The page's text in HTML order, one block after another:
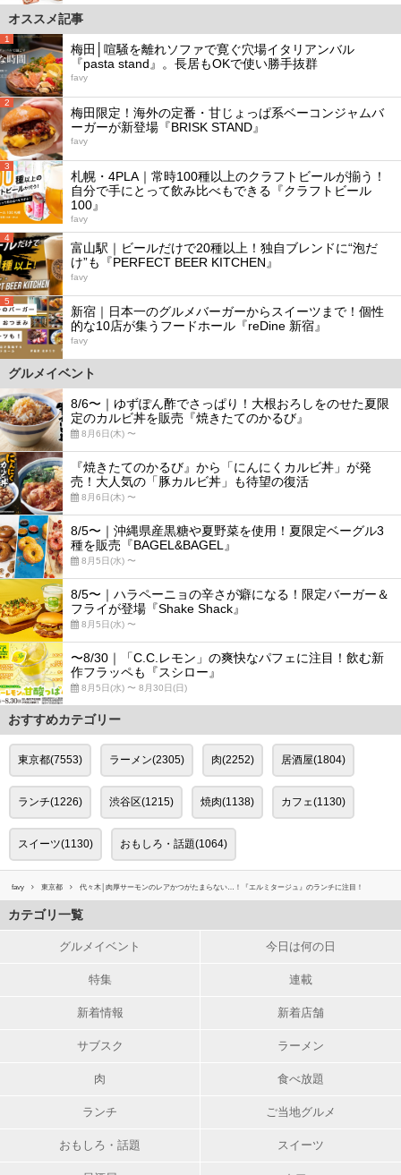
オススメ記事
1
梅田│喧騒を離れソファで寛ぐ穴場イタリアンバル
『pasta stand』。長居もOKで使い勝手抜群
favy
2
梅田限定！海外の定番・甘じょっぱ系ベーコンジャムバ
ーガーが新登場『BRISK STAND』
favy
3
札幌・4PLA｜常時100種以上のクラフトビールが揃う！
自分で手にとって飲み比べもできる『クラフトビール
100』
favy
4
富山駅｜ビールだけで20種以上！独自ブレンドに“泡だ
け”も『PERFECT BEER KITCHEN』
favy
5
新宿｜日本一のグルメバーガーからスイーツまで！個性
的な10店が集うフードホール『reDine 新宿』
favy
グルメイベント
8/6〜｜ゆずぽん酢でさっぱり！大根おろしをのせた夏限
定のカルビ丼を販売『焼きたてのかるび』
8月6日(木) 〜
『焼きたてのかるび』から「にんにくカルビ丼」が発
売！大人気の「豚カルビ丼」も待望の復活
8月6日(木) 〜
8/5〜｜沖縄県産黒糖や夏野菜を使用！夏限定ベーグル3
種を販売『BAGEL&BAGEL』
8月5日(水) 〜
8/5〜｜ハラペーニョの辛さが癖になる！限定バーガー＆
フライが登場『Shake Shack』
8月5日(水) 〜
〜8/30｜「C.C.レモン」の爽快なパフェに注目！飲む新
作フラッペも『スシロー』
8月5日(水) 〜 8月30日(日)
おすすめカテゴリー
東京都(7553) ラーメン(2305) 肉(2252) 居酒屋(1804)
ランチ(1226) 渋谷区(1215) 焼肉(1138) カフェ(1130)
スイーツ(1130) おもしろ・話題(1064)
favy 東京都 代々木│肉厚サーモンのレアかつがたまらない…！『エルミタージュ』のランチに注目！
カテゴリ一覧
グルメイベント 今日は何の日
特集 連載
新着情報 新着店舗
サブスク ラーメン
肉 食べ放題
ランチ ご当地グルメ
おもしろ・話題 スイーツ